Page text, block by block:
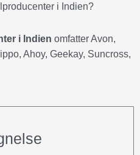
i Indien?
i Indien omfatter Avon,
Ahoy, Geekay, Suncross,